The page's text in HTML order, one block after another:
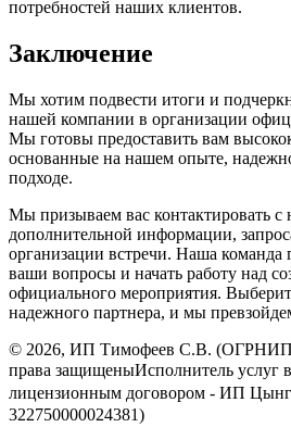
потребностей наших клиентов.
Заключение
Мы хотим подвести итоги и
нашей компании в организации
Мы готовы предоставить вам
основанные на нашем опыте,
подходе.
Мы призываем вас контактировать с
дополнительной информации,
организации встречи. Наша команда
ваши вопросы и начать работу над
официального мероприятия.
надежного партнера, и мы
© 2026, ИП Тимофеев С.В. (ОГРНИП:
права защищеныㅤㅤㅤㅤㅤㅤㅤㅤㅤㅤИсполнитель
лицензионным договором - ㅤㅤㅤㅤㅤㅤ
322750000024381)